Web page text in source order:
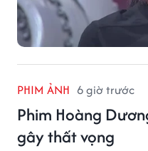
PHIM ẢNH 6 giờ trước
Phim Hoàng
gây thất vọng